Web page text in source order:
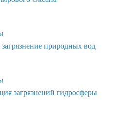
природных вод
загрязнений гидросферы